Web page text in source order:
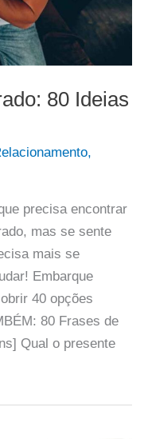
80 Ideias
,
precisa encontrar
mas se sente
mais se
Embarque
40 opções
80 Frases de
Qual o presente